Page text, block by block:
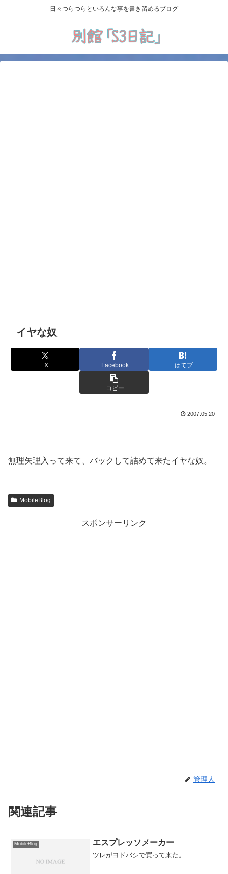
日々つらつらといろんな事を書き留めるブログ
イヤな奴
X Facebook はてブ
コピー
2007.05.20
無理矢理入って来て、バックして詰めて来たイヤな奴。
MobileBlog
スポンサーリンク
管理人
関連記事
MobileBlog エスプレッソメーカー
ツレがヨドバシで買って来た。